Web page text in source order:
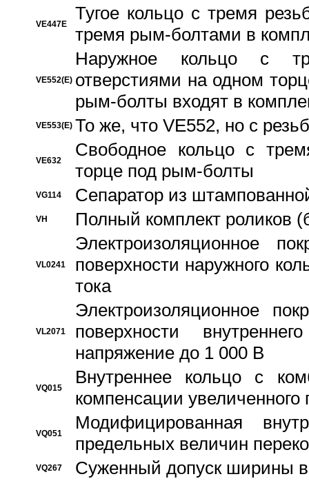
VE447E
Тугое кольцо с тремя
тремя рым-болтами в
VE552(E)
Наружное кольцо с
отверстиями на одном
рым-болты входят в
VE553(E) То же, что VE552, но с
VE632
Свободное кольцо с
торце под рым-болты
VG114 Сепаратор из
VH Полный комплект роликов
VL0241
Электроизоляционное
поверхности наружного
тока
VL2071
Электроизоляционное
поверхности
напряжение до 1 000 В
VQ015
Bнутреннее кольцо с
компенсации увеличенного
VQ051
Модифицированная
предельных величин
VQ267 Суженный допуск ширины